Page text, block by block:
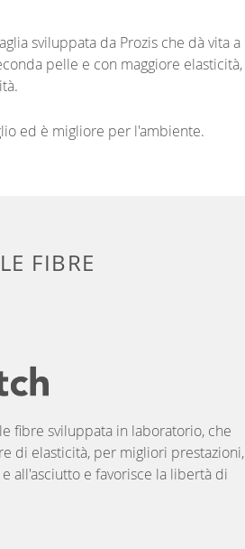
sviluppata da Prozis che dà vita a
pelle e con maggiore elasticità,
ed è migliore per l'ambiente.
FIBRE
fibre sviluppata in laboratorio, che
di elasticità, per migliori prestazioni,
all'asciutto e favorisce la libertà di